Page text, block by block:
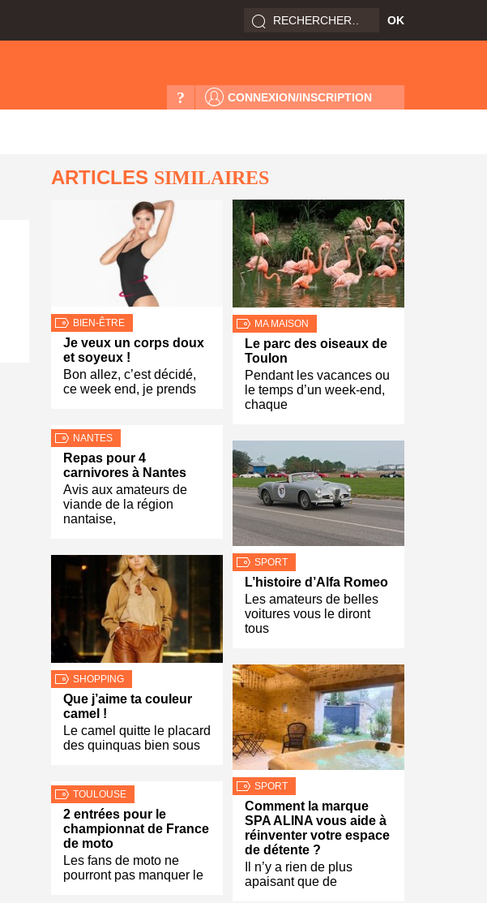
CONNEXION/INSCRIPTION
?
ARTICLES SIMILAIRES
BIEN-ÊTRE
Je veux un corps doux
et soyeux !
Bon allez, c’est décidé,
ce week end, je prends
NANTES
Repas pour 4
carnivores à Nantes
Avis aux amateurs de
viande de la région
nantaise,
SHOPPING
Que j’aime ta couleur
camel !
Le camel quitte le placard
des quinquas bien sous
TOULOUSE
2 entrées pour le
championnat de France
de moto
Les fans de moto ne
pourront pas manquer le
MA MAISON
Le parc des oiseaux de
Toulon
Pendant les vacances ou
le temps d’un week-end,
chaque
SPORT
L’histoire d’Alfa Romeo
Les amateurs de belles
voitures vous le diront
tous
SPORT
Comment la marque
SPA ALINA vous aide à
réinventer votre espace
de détente ?
Il n’y a rien de plus
apaisant que de